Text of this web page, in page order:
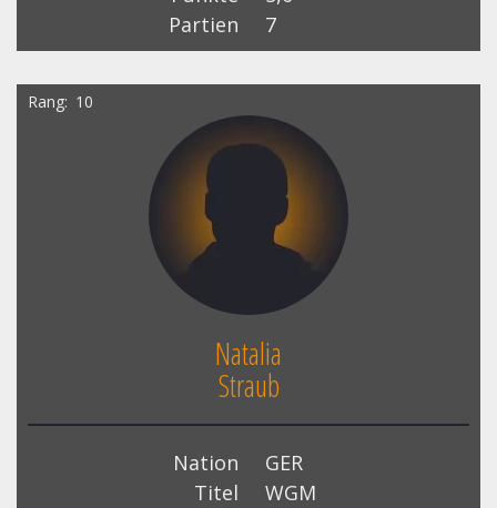
Partien
7
Rang 10
Natalia
Straub
Nation
GER
Titel
WGM